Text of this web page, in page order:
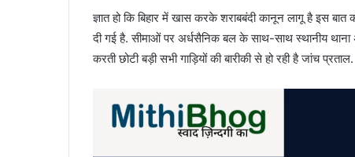
ज्ञात हो कि बिहार में खास करके शराबबंदी कानून लागू है इस
दी गई है. सीमाओं पर अर्धसैनिक बल के साथ-साथ स्थानीय
करती छोटी बड़ी सभी गाड़ियों की बारीकी से हो रही है जांच प्रताल.